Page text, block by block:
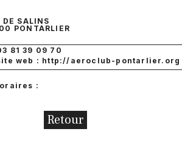
DE SALINS
PONTARLIER
81 39 09 70
web : http://aeroclub-pontarlier.org
:
Retour